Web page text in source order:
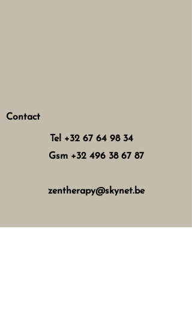
Contact
Tel +32 67 64 98 34
Gsm +32 496 38 67 87
zentherapy@skynet.be